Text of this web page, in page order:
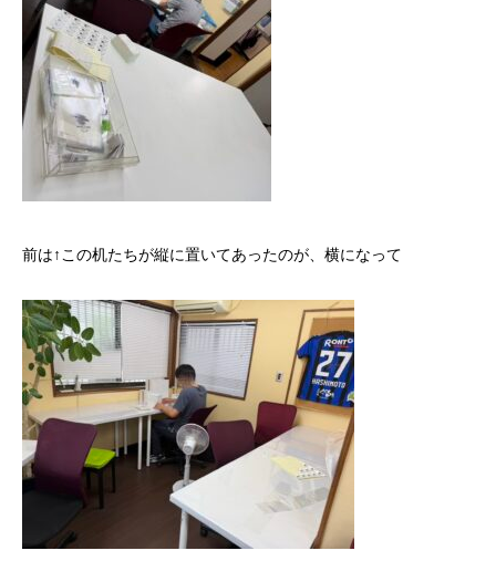
前は↑この机たちが縦に置いてあったのが、横になって